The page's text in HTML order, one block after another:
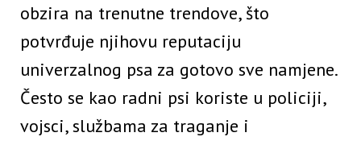
obzira na trenutne trendove, što
potvrđuje njihovu reputaciju
univerzalnog psa za gotovo sve namjene.
Često se kao radni psi koriste u policiji,
vojsci, službama za traganje i